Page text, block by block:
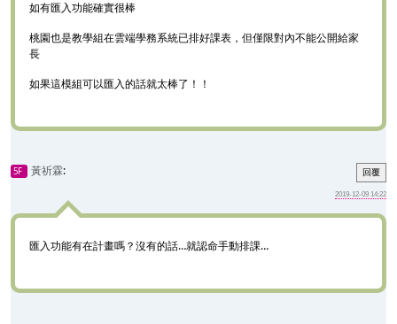
如有匯入功能確實很棒
桃園也是教學組在雲端學務系統已排好課表，但僅限對內不能公開給家
長
如果這模組可以匯入的話就太棒了！！
回覆
5F 黃祈霖:
2019-12-09 14:22
匯入功能有在計畫嗎？沒有的話…就認命手動排課…